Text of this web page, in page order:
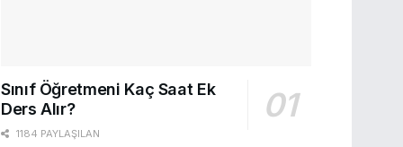
Sınıf Öğretmeni Kaç Saat Ek
Ders Alır?
1184 PAYLAŞILAN